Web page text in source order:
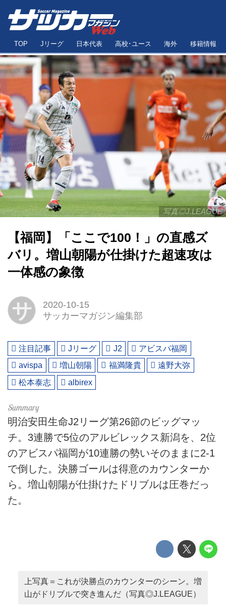
TOP Jリーグ 日本代表 高校･ユース 海外 移籍情報
写真◎J.LEAGUE
【福岡】「ここで100！」の直感ズ
バリ。増山朝陽が仕掛けた超速攻は
一体感の象徴
サ
2020-10-15
サッカーマガジン編集部
注目記事 Jリーグ J2
アビスパ福岡
avispa
増山朝陽 福満隆貴
遠野大弥
松本泰志
albirex
明治安田生命J2リーグ第26節のビッグマッ
チ。3連勝で5位のアルビレックス新潟を、2位
のアビスパ福岡が10連勝の勢いそのままに2-1
で倒した。決勝ゴールは得意のカウンターか
ら。増山朝陽が仕掛けたドリブルは圧巻だっ
た。
上写真＝これが決勝点のカウンターのシーン。増
山がドリブルで突き進んだ（写真◎J.LEAGUE）